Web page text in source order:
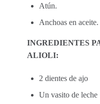
Atún.
Anchoas en aceite.
INGREDIENTES
ALIOLI:
2 dientes de ajo
Un vasito de leche